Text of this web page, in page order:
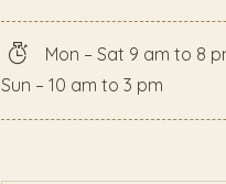
Mon – Sat 9 am to 8
Sun – 10 am to 3 pm